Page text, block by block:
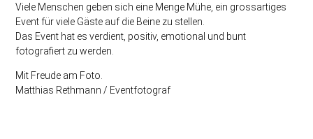
Viele Menschen geben sich eine Menge Mühe, ein grossartiges
Event für viele Gäste auf die Beine zu stellen.
Das Event hat es verdient, positiv, emotional und bunt
fotografiert zu werden.
Mit Freude am Foto.
Matthias Rethmann / Eventfotograf